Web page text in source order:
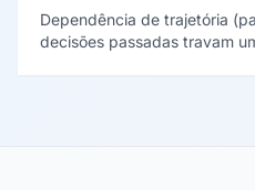
Dependência de trajetória
decisões passadas travam